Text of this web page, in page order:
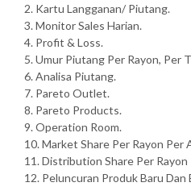
2. Kartu Langganan/ Piutang.
3. Monitor Sales Harian.
4. Profit & Loss.
5. Umur Piutang Per Rayon, Per
6. Analisa Piutang.
7. Pareto Outlet.
8. Pareto Products.
9. Operation Room.
10. Market Share Per Rayon Per
11. Distribution Share Per Rayon
12. Peluncuran Produk Baru Dan